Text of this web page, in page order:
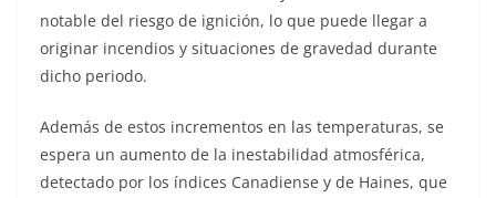
notable del riesgo de ignición, lo que puede llegar a
originar incendios y situaciones de gravedad durante
dicho periodo.
Además de estos incrementos en las temperaturas, se
espera un aumento de la inestabilidad atmosférica,
detectado por los índices Canadiense y de Haines, que